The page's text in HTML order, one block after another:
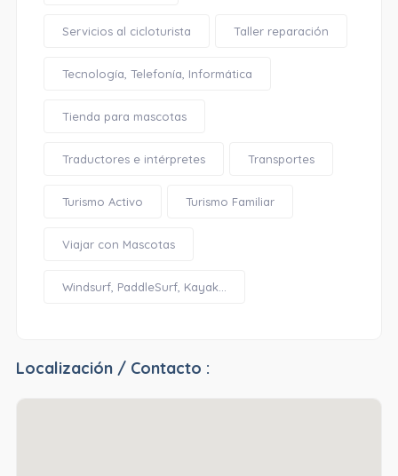
Servicios al cicloturista Taller reparación
Tecnología, Telefonía, Informática
Tienda para mascotas
Traductores e intérpretes Transportes
Turismo Activo Turismo Familiar
Viajar con Mascotas
Windsurf, PaddleSurf, Kayak...
Localización / Contacto :